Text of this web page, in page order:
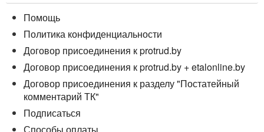
Помощь
Политика конфиденциальности
Договор присоединения к protrud.by
Договор присоединения к protrud.by + etalonline.by
Договор присоединения к разделу "Постатейный
комментарий ТК"
Подписаться
Способы оплаты